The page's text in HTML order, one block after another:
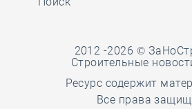
2012 -2026 ©
Строительные
Ресурс содержит
Все права